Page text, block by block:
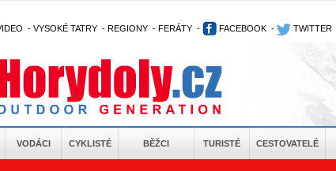
- VYSOKÉ TATRY - REGIONY - FERÁTY - FACEBOOK - TWITTER
VODÁCI CYKLISTÉ BĚŽCI TURISTÉ CESTOVATELÉ